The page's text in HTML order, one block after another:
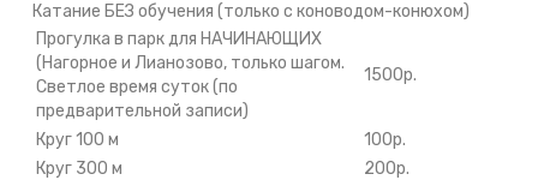
Катание БЕЗ обучения (только с коноводом-конюхом)
Прогулка в парк для НАЧИНАЮЩИХ
(Нагорное и Лианозово, только шагом.
Светлое время суток (по
предварительной записи)
1500р.
Круг 100 м
100р.
Круг 300 м
200р.